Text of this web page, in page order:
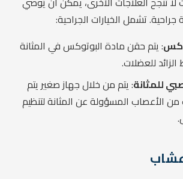
جراحية. تشمل الخيارات الجراحية:
: يتم حقن مادة البوتوكس في المثانة
الزائد للعضلات.
للمثانة: يتم من خلال جهاز صغير يتم
من الأعصاب المسؤولة عن المثانة لتنظيم